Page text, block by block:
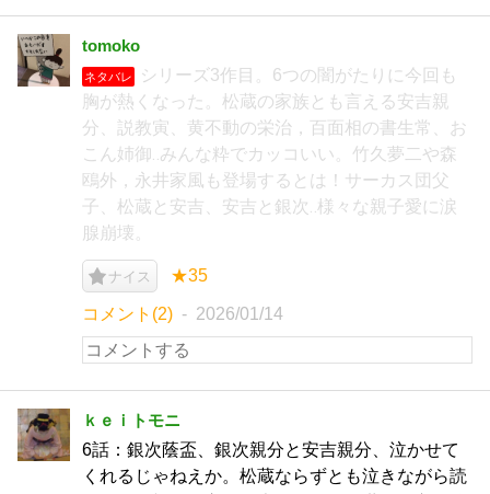
tomoko
ネタバレ
シリーズ3作目。6つの闇がたりに今回も
胸が熱くなった。松蔵の家族とも言える安吉親
分、説教寅、黄不動の栄治，百面相の書生常、お
こん姉御‥みんな粋でカッコいい。竹久夢二や森
鴎外，永井家風も登場するとは！サーカス団父
子、松蔵と安吉、安吉と銀次‥様々な親子愛に涙
腺崩壊。
ナイス ★35
コメント(2) 2026/01/14
ｋｅｉトモニ
6話：銀次蔭盃、銀次親分と安吉親分、泣かせて
くれるじゃねえか。松蔵ならずとも泣きながら読